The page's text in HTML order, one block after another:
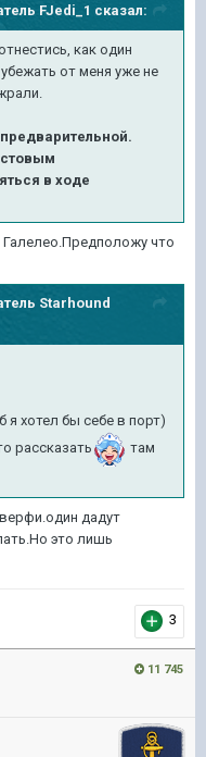
FJedi_1 сказал:
как один
от меня уже не
й.
в ходе
что
Starhound
я хотел бы себе в порт)
рассказать
там
дадут
это лишь
3
11 745